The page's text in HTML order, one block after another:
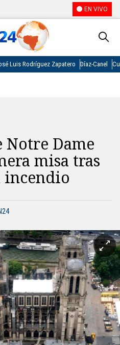
EN VIVO
Luis Rodríguez Zapatero Díaz-Canel
Notre Dame
misa tras
incendio